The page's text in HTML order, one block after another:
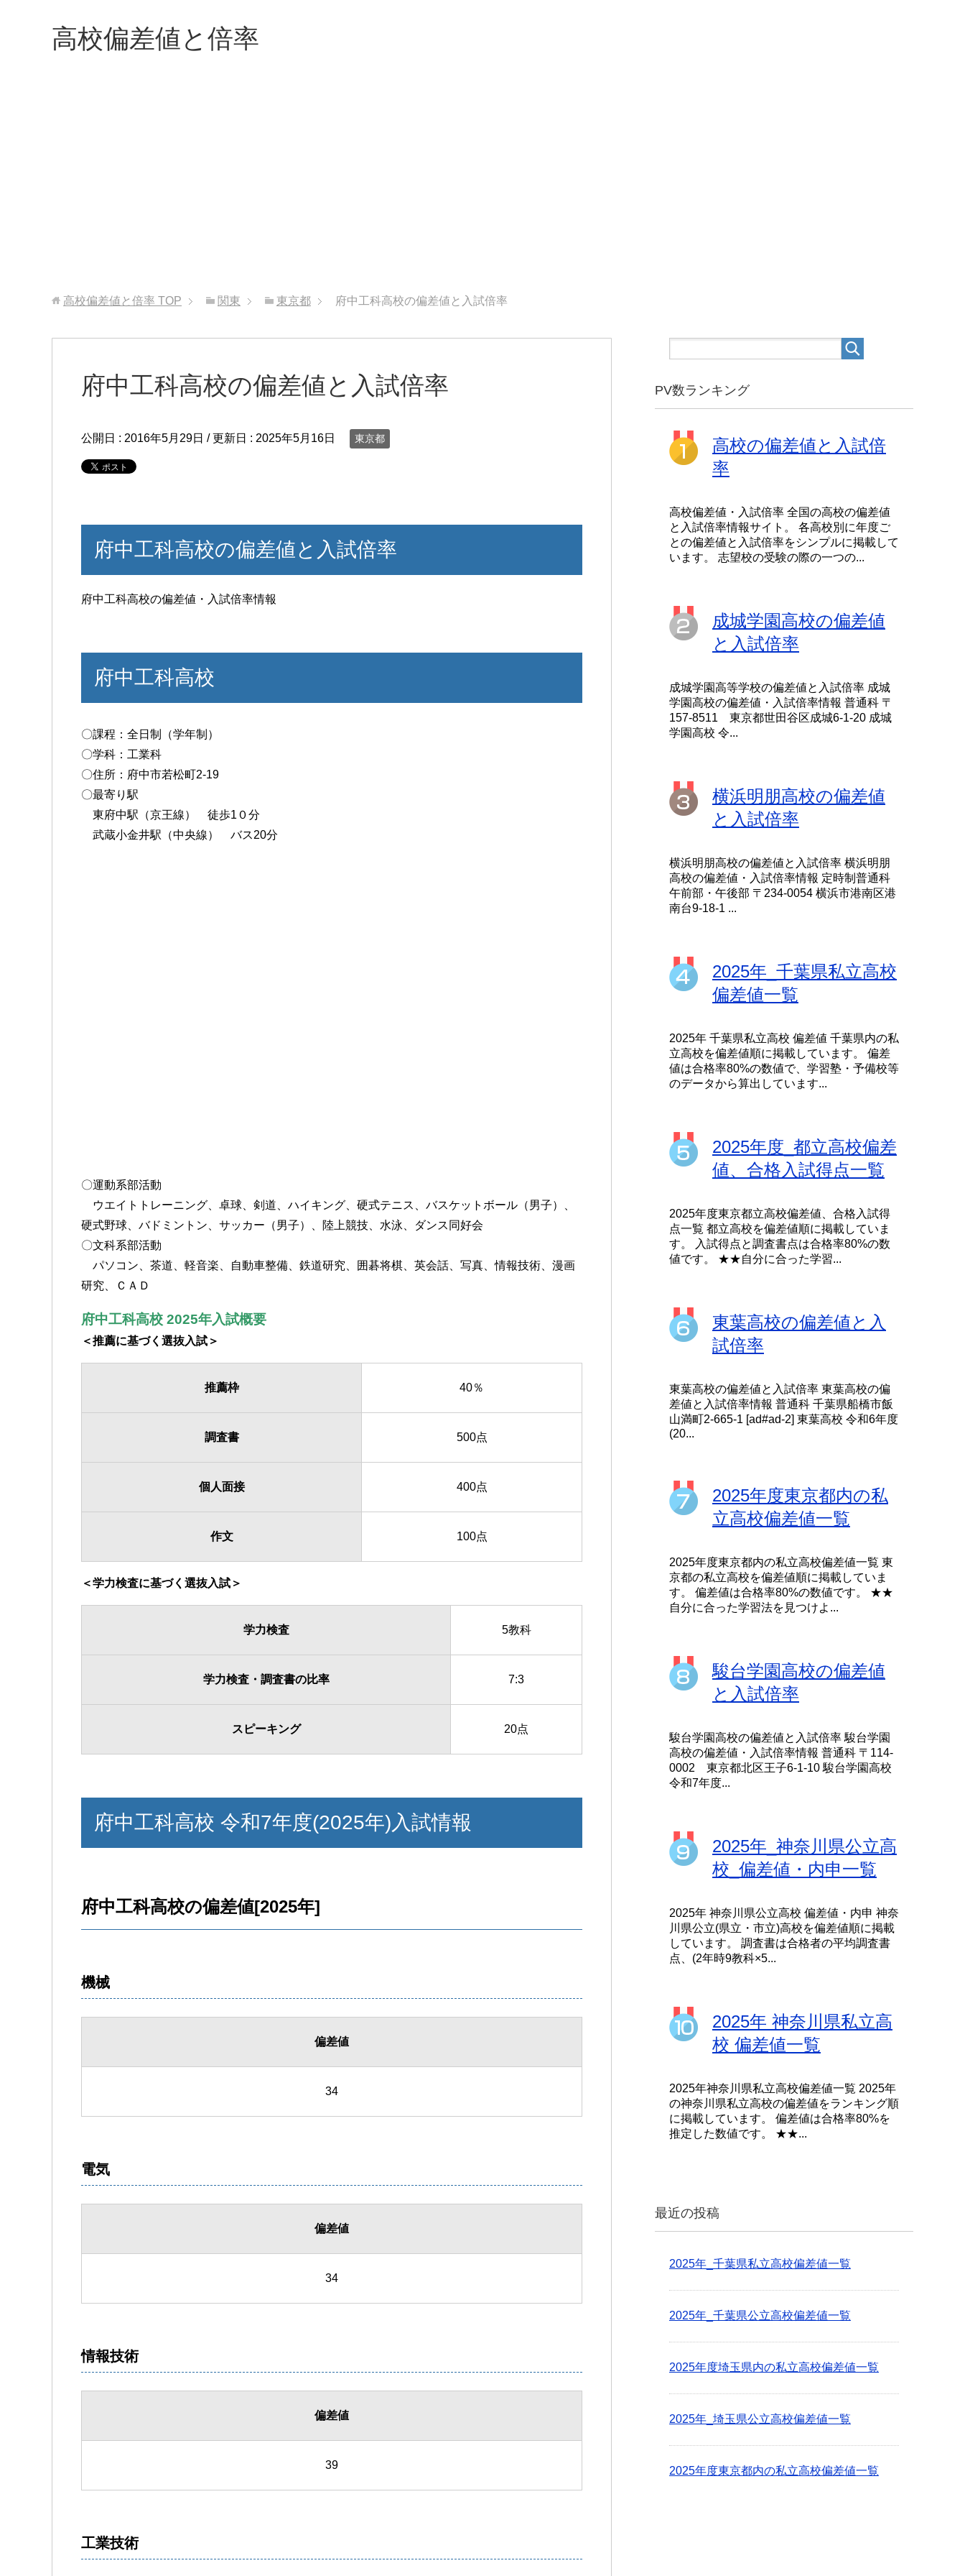
高校偏差値と倍率
高校偏差値と倍率 TOP 関東 東京都 府中工科高校の偏差値と入試倍率
府中工科高校の偏差値と入試倍率
公開日 : 2016年5月29日 / 更新日 : 2025年5月16日 東京都
府中工科高校の偏差値と入試倍率
府中工科高校の偏差値・入試倍率情報
府中工科高校
〇課程：全日制（学年制）
〇学科：工業科
〇住所：府中市若松町2-19
〇最寄り駅
東府中駅（京王線） 徒歩1０分
武蔵小金井駅（中央線） バス20分
〇運動系部活動
ウエイトトレーニング、卓球、剣道、ハイキング、硬式テニス、バスケットボール（男子）、
硬式野球、バドミントン、サッカー（男子）、陸上競技、水泳、ダンス同好会
〇文科系部活動
パソコン、茶道、軽音楽、自動車整備、鉄道研究、囲碁将棋、英会話、写真、情報技術、漫画
研究、ＣＡＤ
府中工科高校 2025年入試概要
＜推薦に基づく選抜入試＞
推薦枠 40％
調査書 500点
個人面接 400点
作文 100点
＜学力検査に基づく選抜入試＞
学力検査 5教科
学力検査・調査書の比率 7:3
スピーキング 20点
府中工科高校 令和7年度(2025年)入試情報
府中工科高校の偏差値[2025年]
機械
偏差値
34
電気
偏差値
34
情報技術
偏差値
39
工業技術
PV数ランキング
高校の偏差値と入試倍
率
高校偏差値・入試倍率 全国の高校の偏差値
と入試倍率情報サイト。 各高校別に年度ご
との偏差値と入試倍率をシンプルに掲載して
います。 志望校の受験の際の一つの...
成城学園高校の偏差値
と入試倍率
成城学園高等学校の偏差値と入試倍率 成城
学園高校の偏差値・入試倍率情報 普通科 〒
157-8511 東京都世田谷区成城6-1-20 成城
学園高校 令...
横浜明朋高校の偏差値
と入試倍率
横浜明朋高校の偏差値と入試倍率 横浜明朋
高校の偏差値・入試倍率情報 定時制普通科
午前部・午後部 〒234-0054 横浜市港南区港
南台9-18-1 ...
2025年_千葉県私立高校
偏差値一覧
2025年 千葉県私立高校 偏差値 千葉県内の私
立高校を偏差値順に掲載しています。 偏差
値は合格率80%の数値で、学習塾・予備校等
のデータから算出しています...
2025年度_都立高校偏差
値、合格入試得点一覧
2025年度東京都立高校偏差値、合格入試得
点一覧 都立高校を偏差値順に掲載していま
す。 入試得点と調査書点は合格率80%の数
値です。 ★★自分に合った学習...
東葉高校の偏差値と入
試倍率
東葉高校の偏差値と入試倍率 東葉高校の偏
差値と入試倍率情報 普通科 千葉県船橋市飯
山満町2-665-1 [ad#ad-2] 東葉高校 令和6年度
(20...
2025年度東京都内の私
立高校偏差値一覧
2025年度東京都内の私立高校偏差値一覧 東
京都の私立高校を偏差値順に掲載していま
す。 偏差値は合格率80%の数値です。 ★★
自分に合った学習法を見つけよ...
駿台学園高校の偏差値
と入試倍率
駿台学園高校の偏差値と入試倍率 駿台学園
高校の偏差値・入試倍率情報 普通科 〒114-
0002 東京都北区王子6-1-10 駿台学園高校
令和7年度...
2025年_神奈川県公立高
校_偏差値・内申一覧
2025年 神奈川県公立高校 偏差値・内申 神奈
川県公立(県立・市立)高校を偏差値順に掲載
しています。 調査書は合格者の平均調査書
点、(2年時9教科×5...
2025年 神奈川県私立高
校 偏差値一覧
2025年神奈川県私立高校偏差値一覧 2025年
の神奈川県私立高校の偏差値をランキング順
に掲載しています。 偏差値は合格率80%を
推定した数値です。 ★★...
最近の投稿
2025年_千葉県私立高校偏差値一覧
2025年_千葉県公立高校偏差値一覧
2025年度埼玉県内の私立高校偏差値一覧
2025年_埼玉県公立高校偏差値一覧
2025年度東京都内の私立高校偏差値一覧